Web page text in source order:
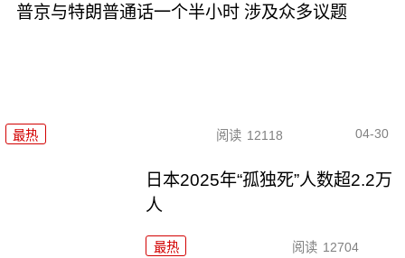
普京与特朗普通话一个半小时 涉及众多议题
最热 阅读 12118 04-30
日本2025年“孤独死”人数超2.2万
人
最热 阅读 12704